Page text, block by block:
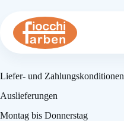
springen
Liefer- und Zahlungs­konditionen
Auslieferungen
Montag bis Donnerstag